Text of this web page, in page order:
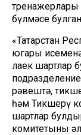
тренажерлары
бүлмәсе
«Татарстан
югары
лаек шартлар
рәвештә,
һәм Тикшерү
шартлар
комитетының